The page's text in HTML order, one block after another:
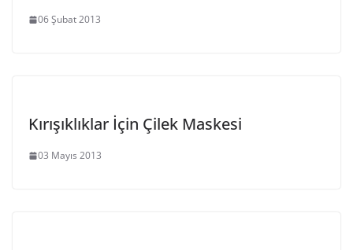
06 Şubat 2013
Kırışıklıklar İçin Çilek Maskesi
03 Mayıs 2013